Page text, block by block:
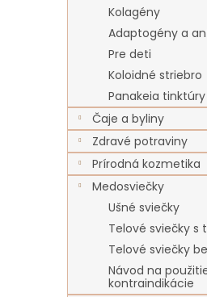
Kolagény
Adaptogény a
Pre deti
Koloidné striebro
Panakeia tinktúry
Čaje a byliny
Zdravé potraviny
Prírodná kozmetika
Medosviečky
Ušné sviečky
Telové sviečky s
Telové sviečky
Návod na
kontraindikácie